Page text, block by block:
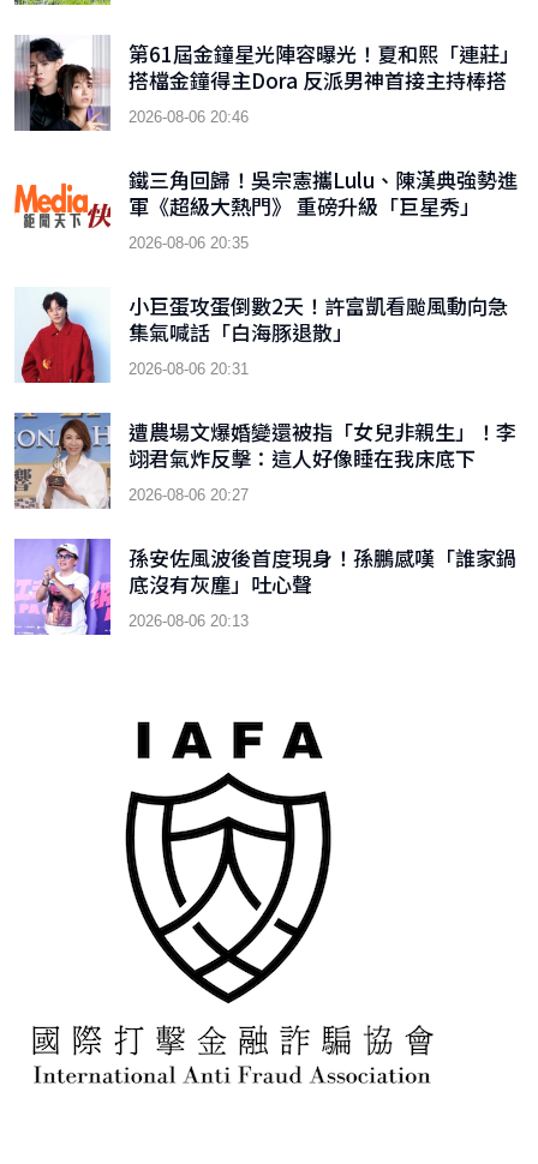
第61屆金鐘星光陣容曝光！夏和熙「連莊」
搭檔金鐘得主Dora 反派男神首接主持棒搭
檔木木
2026-08-06 20:46
鐵三角回歸！吳宗憲攜Lulu、陳漢典強勢進
軍《超級大熱門》 重磅升級「巨星秀」
2026-08-06 20:35
小巨蛋攻蛋倒數2天！許富凱看颱風動向急
集氣喊話「白海豚退散」
2026-08-06 20:31
遭農場文爆婚變還被指「女兒非親生」！李
翊君氣炸反擊：這人好像睡在我床底下
2026-08-06 20:27
孫安佐風波後首度現身！孫鵬感嘆「誰家鍋
底沒有灰塵」吐心聲
2026-08-06 20:13